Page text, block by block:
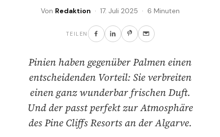
Von Redaktion · 17. Juli 2025 · 6 Minuten
TEILEN
Pinien haben gegenüber Palmen einen
entscheidenden Vorteil: Sie verbreiten
einen ganz wunderbar frischen Duft.
Und der passt perfekt zur Atmosphäre
des Pine Cliffs Resorts an der Algarve.